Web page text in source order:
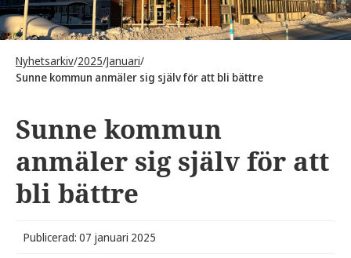
Nyhetsarkiv/2025/Januari/
Sunne kommun anmäler sig själv för att bli bättre
Sunne kommun
anmäler sig själv för att
bli bättre
Publicerad: 07 januari 2025